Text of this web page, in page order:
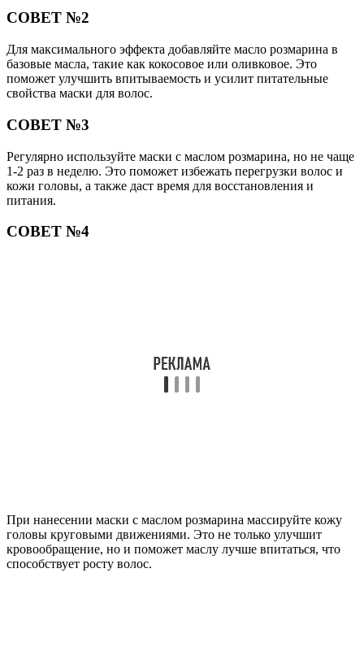
СОВЕТ №2
Для максимального эффекта добавляйте масло розмарина в
базовые масла, такие как кокосовое или оливковое. Это
поможет улучшить впитываемость и усилит питательные
свойства маски для волос.
СОВЕТ №3
Регулярно используйте маски с маслом розмарина, но не чаще
1-2 раз в неделю. Это поможет избежать перегрузки волос и
кожи головы, а также даст время для восстановления и
питания.
СОВЕТ №4
При нанесении маски с маслом розмарина массируйте кожу
головы круговыми движениями. Это не только улучшит
кровообращение, но и поможет маслу лучше впитаться, что
способствует росту волос.